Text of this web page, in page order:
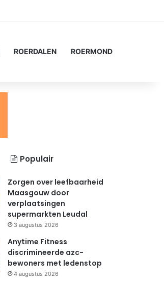
ROERDALEN ROERMOND
Populair
Zorgen over leefbaarheid
Maasgouw door
verplaatsingen
supermarkten Leudal
3 augustus 2026
Anytime Fitness
discrimineerde azc-
bewoners met ledenstop
4 augustus 2026